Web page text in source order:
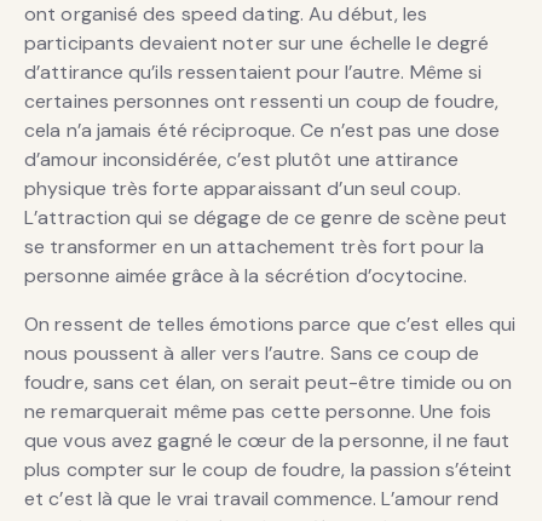
ont organisé des speed dating. Au début, les
participants devaient noter sur une échelle le degré
d’attirance qu’ils ressentaient pour l’autre. Même si
certaines personnes ont ressenti un coup de foudre,
cela n’a jamais été réciproque. Ce n’est pas une dose
d’amour inconsidérée, c’est plutôt une attirance
physique très forte apparaissant d’un seul coup.
L’attraction qui se dégage de ce genre de scène peut
se transformer en un attachement très fort pour la
personne aimée grâce à la sécrétion d’ocytocine.
On ressent de telles émotions parce que c’est elles qui
nous poussent à aller vers l’autre. Sans ce coup de
foudre, sans cet élan, on serait peut-être timide ou on
ne remarquerait même pas cette personne. Une fois
que vous avez gagné le cœur de la personne, il ne faut
plus compter sur le coup de foudre, la passion s’éteint
et c’est là que le vrai travail commence. L’amour rend